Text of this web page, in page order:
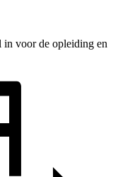
in voor de opleiding en